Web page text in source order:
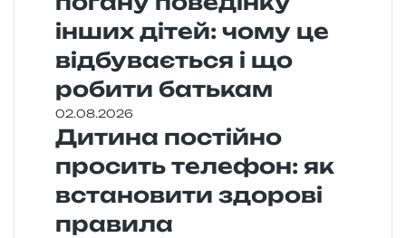
інших дітей: чому це
відбувається і що
робити батькам
02.08.2026
Дитина постійно
просить телефон: як
встановити здорові
правила